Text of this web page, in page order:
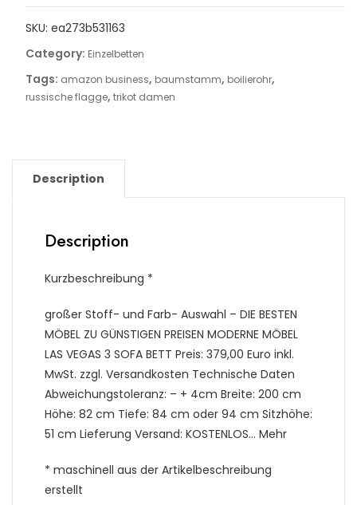
SKU: ea273b531163
Category: Einzelbetten
Tags: amazon business, baumstamm, boilierohr,
russische flagge, trikot damen
Description
Description
Kurzbeschreibung *
großer Stoff- und Farb- Auswahl – DIE BESTEN
MÖBEL ZU GÜNSTIGEN PREISEN MODERNE MÖBEL
LAS VEGAS 3 SOFA BETT Preis: 379,00 Euro inkl.
MwSt. zzgl. Versandkosten Technische Daten
Abweichungstoleranz: – + 4cm Breite: 200 cm
Höhe: 82 cm Tiefe: 84 cm oder 94 cm Sitzhöhe:
51 cm Lieferung Versand: KOSTENLOS… Mehr
* maschinell aus der Artikelbeschreibung
erstellt